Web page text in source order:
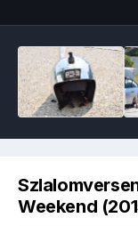
Weekend